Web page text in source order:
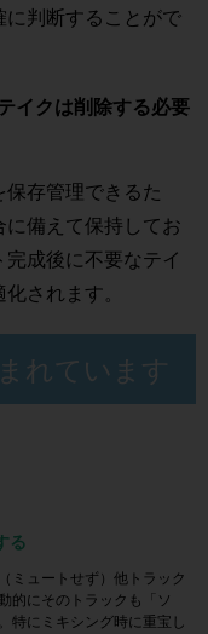
判断することがで
イクは削除する必要
存管理できるた
備えて保持してお
成後に不要なテイ
されます。
れています
る
ミュートせず）他トラック
的にそのトラックも「ソ
特にミキシング時に重宝し